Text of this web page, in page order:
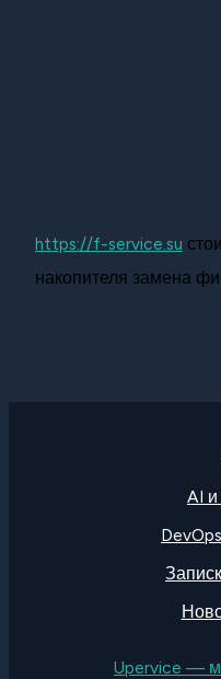
https://f-service.su
накопителя замена
AI
Upervice —